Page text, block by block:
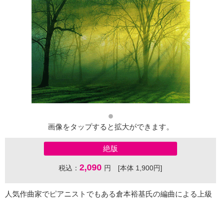
画像をタップすると拡大ができます。
絶版
税込： 2,090 円 [本体 1,900円]
人気作曲家でピアニストでもある倉本裕基氏の編曲による上級